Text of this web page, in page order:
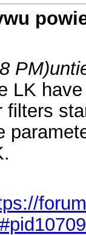
PM)
LK
filters